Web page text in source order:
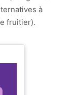
à
fruitier).